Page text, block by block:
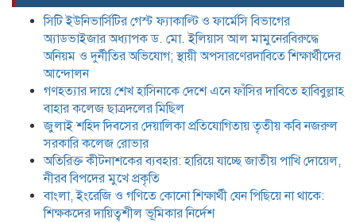
অতিরিক্ত কীটনাশকের ব্যবহার: হারিয়ে যাচ্ছে
জাতীয় পাখি দোয়েল, নীরব বিপদের মুখে
প্রকৃতি
বাংলা, ইংরেজি ও গণিতে কোনো শিক্ষার্থী যেন
পিছিয়ে না থাকে: শিক্ষকদের দায়িত্বশীল
ভূমিকার নির্দেশ
যে তিন শর্তে লাইসেন্স ফিরে পেল আদ্-দ্বীন
হাসপাতাল,৪৫ দিন পরে চিকিৎসা সেবা শুরু
মঙ্গলবার হতে
সিটি ইউনিভার্সিটির গেস্ট ফ্যাকাল্টি ও ফার্মেসি বিভাগের
অ্যাডভাইজার অধ্যাপক ড. মো. ইলিয়াস আল মামুনেরবিরুদ্ধে
অনিয়ম ও দুর্নীতির অভিযোগ; স্থায়ী অপসারণেরদাবিতে শিক্ষার্থীদের
আন্দোলন
গণহত্যার দায়ে শেখ হাসিনাকে দেশে এনে ফাঁসির দাবিতে হাবিবুল্লাহ
বাহার কলেজ ছাত্রদলের মিছিল
জুলাই শহিদ দিবসের দেয়ালিকা প্রতিযোগিতায় তৃতীয় কবি নজরুল
সরকারি কলেজ রোভার
অতিরিক্ত কীটনাশকের ব্যবহার: হারিয়ে যাচ্ছে জাতীয় পাখি দোয়েল,
নীরব বিপদের মুখে প্রকৃতি
বাংলা, ইংরেজি ও গণিতে কোনো শিক্ষার্থী যেন পিছিয়ে না থাকে:
শিক্ষকদের দায়িত্বশীল ভূমিকার নির্দেশ